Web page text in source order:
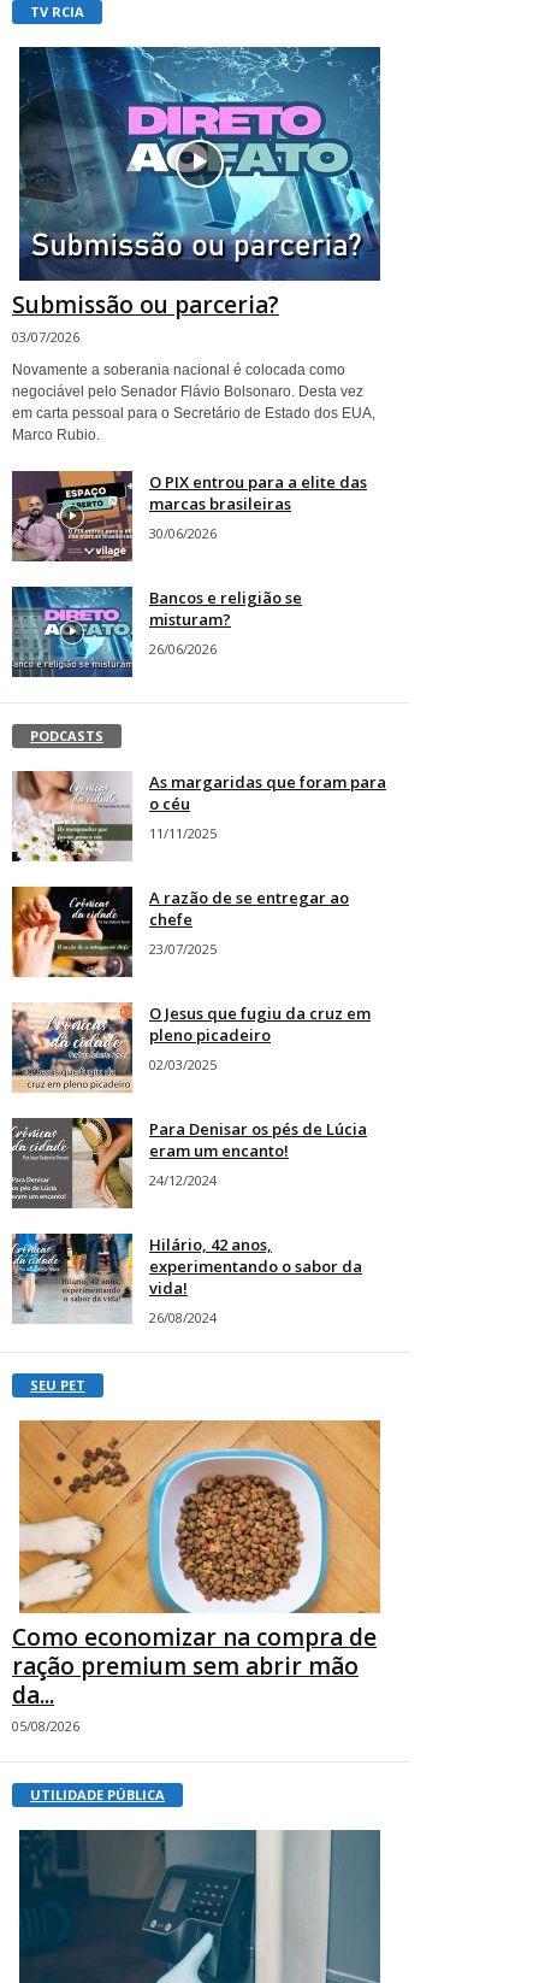
TV RCIA
Submissão ou parceria?
03/07/2026
Novamente a soberania nacional é colocada como
negociável pelo Senador Flávio Bolsonaro. Desta vez
em carta pessoal para o Secretário de Estado dos EUA,
Marco Rubio.
O PIX entrou para a elite das
marcas brasileiras
30/06/2026
Bancos e religião se
misturam?
26/06/2026
PODCASTS
As margaridas que foram para
o céu
11/11/2025
A razão de se entregar ao
chefe
23/07/2025
O Jesus que fugiu da cruz em
pleno picadeiro
02/03/2025
Para Denisar os pés de Lúcia
eram um encanto!
24/12/2024
Hilário, 42 anos,
experimentando o sabor da
vida!
26/08/2024
SEU PET
Como economizar na compra de
ração premium sem abrir mão
da...
05/08/2026
UTILIDADE PÚBLICA